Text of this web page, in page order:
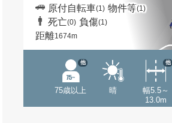
原付自転車(1) 物件等(1)
死亡(0) 負傷(1)
距離1674m
75歳以上
他
晴
幅5.5～
13.0m
他